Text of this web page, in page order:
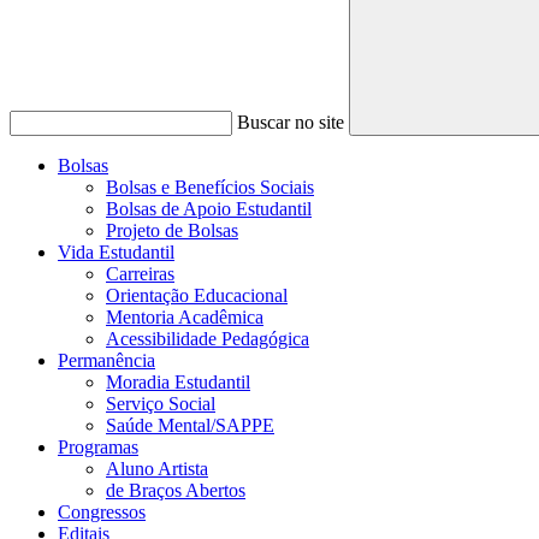
Buscar no site
Bolsas
Bolsas e Benefícios Sociais
Bolsas de Apoio Estudantil
Projeto de Bolsas
Vida Estudantil
Carreiras
Orientação Educacional
Mentoria Acadêmica
Acessibilidade Pedagógica
Permanência
Moradia Estudantil
Serviço Social
Saúde Mental/SAPPE
Programas
Aluno Artista
de Braços Abertos
Congressos
Editais